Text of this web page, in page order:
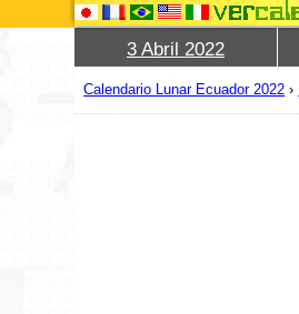
3 Abril 2022
Calendario Lunar Ecuador 2022 ›